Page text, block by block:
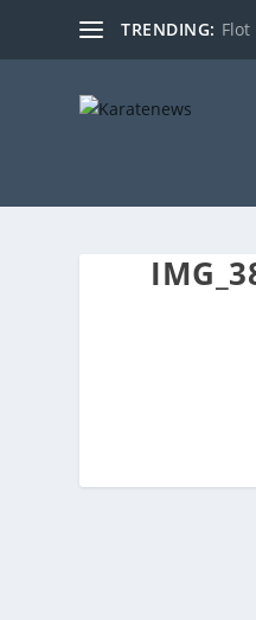
TRENDING: